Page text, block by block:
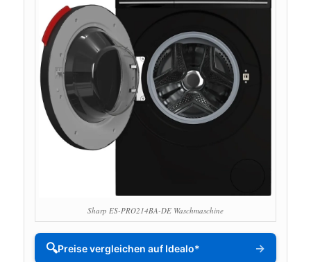
Sharp ES-PRO214BA-DE Waschmaschine
🔍Preise vergleichen auf Idealo* →